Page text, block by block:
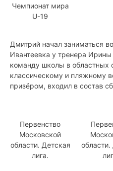
Чемпионат мира
U-19
Дмитрий начал заниматься
Ивантеевка у тренера Ирины
команду школы в областных
классическому и пляжному
призёром, входил в состав
Первенство
Московской
области. Детская
лига.
области.